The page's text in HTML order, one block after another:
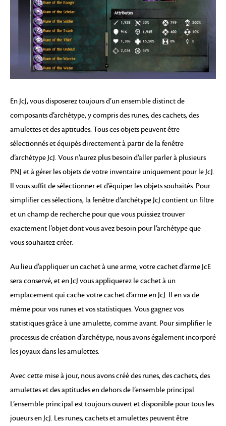
En JcJ, vous disposerez toujours d’un ensemble distinct de
composants d’archétype, y compris des runes, des cachets, des
amulettes et des aptitudes. Tous ces objets peuvent être
sélectionnés et équipés directement à partir de la fenêtre
d’archétype JcJ. Vous n’aurez plus besoin d’aller parler à plusieurs
PNJ et à gérer les objets de votre inventaire uniquement pour le JcJ.
Il vous suffit de sélectionner et d’équiper les objets souhaités. Pour
simplifier ces sélections, la fenêtre d’archétype JcJ contient un filtre
et un champ de recherche pour que vous puissiez trouver
exactement l’objet dont vous avez besoin pour l’archétype que
vous souhaitez créer.
Au lieu d’appliquer un cachet à une arme, votre cachet d’arme JcE
sera conservé, et en JcJ vous appliquerez le cachet à un
emplacement qui cache votre cachet d’arme en JcJ. Il en va de
même pour vos runes et vos statistiques. Vous gagnez vos
statistiques grâce à une amulette, comme avant. Pour simplifier le
processus de création d’archétype, nous avons également incorporé
les joyaux dans les amulettes.
Avec cette mise à jour, nous avons créé des runes, des cachets, des
amulettes et des aptitudes en dehors de l’ensemble principal.
L’ensemble principal est toujours ouvert et disponible pour tous les
joueurs en JcJ. Les runes, cachets et amulettes peuvent être